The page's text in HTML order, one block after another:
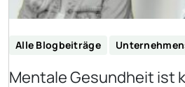
Alle Blogbeiträge
Mentale Gesundheit ist